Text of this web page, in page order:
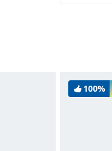
100%